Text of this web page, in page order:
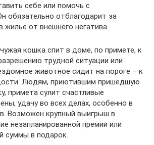
себе или помочь с
обязательно отблагодарит за
от внешнего негатива.
кошка спит в доме, по примете, к
трудной ситуации или
животное сидит на пороге – к
Людям, приютившим пришедшую
примета сулит счастливые
удачу во всех делах, особенно в
Возможен крупный выигрыш в
незапланированной премии или
суммы в подарок.